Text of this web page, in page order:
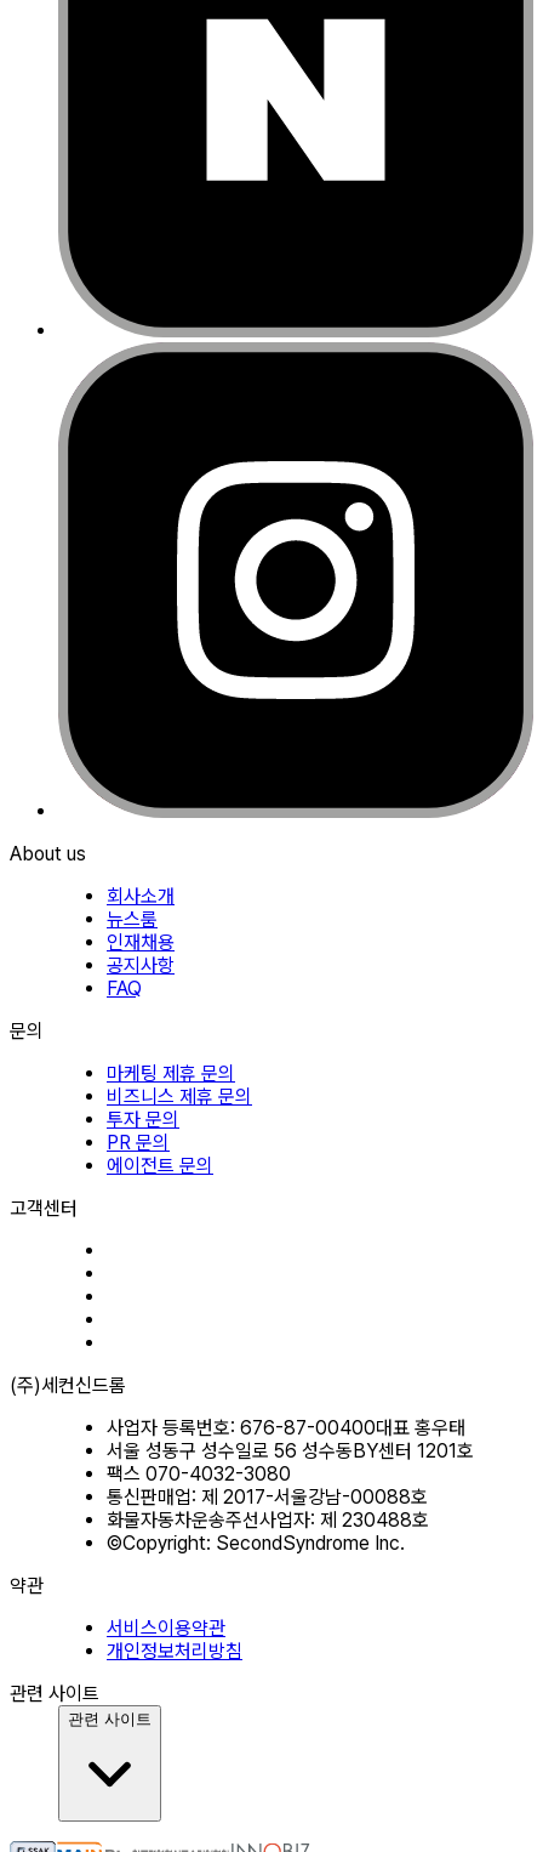
About us
회사소개
뉴스룸
인재채용
공지사항
FAQ
문의
마케팅 제휴 문의
비즈니스 제휴 문의
투자 문의
PR 문의
에이전트 문의
고객센터
(주)세컨신드롬
사업자 등록번호: 676-87-00400대표 홍우태
서울 성동구 성수일로 56 성수동BY센터 1201호
팩스 070-4032-3080
통신판매업: 제 2017-서울강남-00088호
화물자동차운송주선사업자: 제 230488호
©Copyright: SecondSyndrome Inc.
약관
서비스이용약관
개인정보처리방침
관련 사이트
관련 사이트